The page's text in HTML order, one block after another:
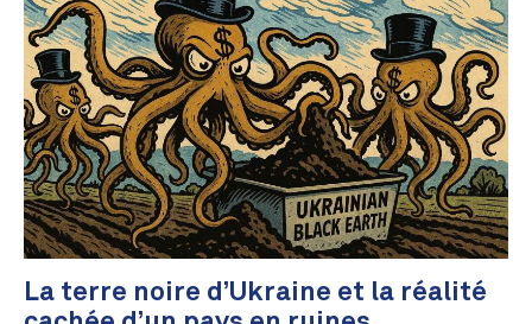
La terre noire d’Ukraine et la réalité